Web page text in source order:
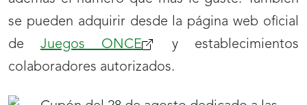
se pueden adquirir desde la página web oficial
de Juegos ONCE
y establecimientos
colaboradores autorizados.